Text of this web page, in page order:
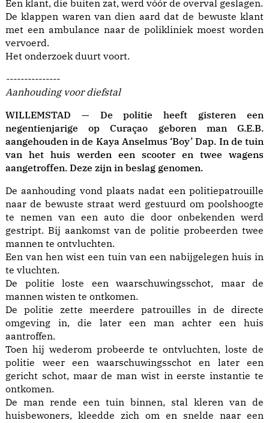
Een klant, die buiten zat, werd vóór de overval geslagen.
De klappen waren van dien aard dat de bewuste klant
met een ambulance naar de polikliniek moest worden
vervoerd.
Het onderzoek duurt voort.
---------------
Aanhouding voor diefstal
WILLEMSTAD — De politie heeft gisteren een
negentienjarige op Curaçao geboren man G.E.B.
aangehouden in de Kaya Anselmus ‘Boy’ Dap. In de tuin
van het huis werden een scooter en twee wagens
aangetroffen. Deze zijn in beslag genomen.
De aanhouding vond plaats nadat een politiepatrouille
naar de bewuste straat werd gestuurd om poolshoogte
te nemen van een auto die door onbekenden werd
gestript. Bij aankomst van de politie probeerden twee
mannen te ontvluchten.
Een van hen wist een tuin van een nabijgelegen huis in
te vluchten.
De politie loste een waarschuwingsschot, maar de
mannen wisten te ontkomen.
De politie zette meerdere patrouilles in de directe
omgeving in, die later een man achter een huis
aantroffen.
Toen hij wederom probeerde te ontvluchten, loste de
politie weer een waarschuwingsschot en later een
gericht schot, maar de man wist in eerste instantie te
ontkomen.
De man rende een tuin binnen, stal kleren van de
huisbewoners, kleedde zich om en snelde naar een